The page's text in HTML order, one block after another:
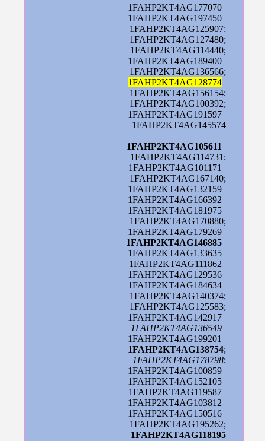
1FAHP2KT4AG177070 |
1FAHP2KT4AG197450 |
1FAHP2KT4AG125907;
1FAHP2KT4AG127480;
1FAHP2KT4AG114440;
1FAHP2KT4AG189400 |
1FAHP2KT4AG136566;
1FAHP2KT4AG128774 |
1FAHP2KT4AG156154;
1FAHP2KT4AG100392;
1FAHP2KT4AG191597 |
1FAHP2KT4AG145574
1FAHP2KT4AG105611 |
1FAHP2KT4AG114731;
1FAHP2KT4AG101171 |
1FAHP2KT4AG167140;
1FAHP2KT4AG132159 |
1FAHP2KT4AG166392 |
1FAHP2KT4AG181975 |
1FAHP2KT4AG170880;
1FAHP2KT4AG179269 |
1FAHP2KT4AG146885 |
1FAHP2KT4AG133635 |
1FAHP2KT4AG111862 |
1FAHP2KT4AG129536 |
1FAHP2KT4AG184634 |
1FAHP2KT4AG140374;
1FAHP2KT4AG125583;
1FAHP2KT4AG142917 |
1FAHP2KT4AG136549 |
1FAHP2KT4AG199201 |
1FAHP2KT4AG138754;
1FAHP2KT4AG178798;
1FAHP2KT4AG100859 |
1FAHP2KT4AG152105 |
1FAHP2KT4AG119587 |
1FAHP2KT4AG103812 |
1FAHP2KT4AG150516 |
1FAHP2KT4AG195262;
1FAHP2KT4AG118195